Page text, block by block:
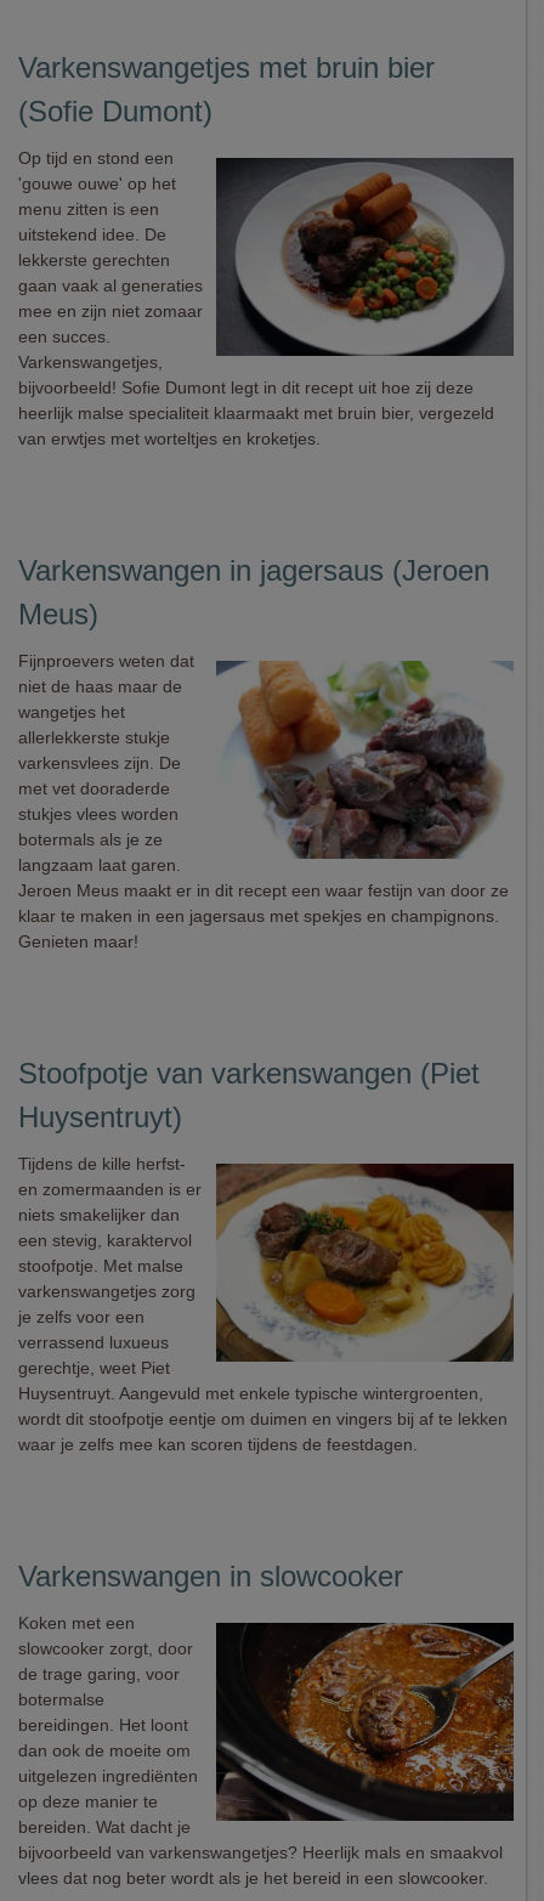
Varkenswangetjes met bruin bier
(Sofie Dumont)
Op tijd en stond een
'gouwe ouwe' op het
menu zitten is een
uitstekend idee. De
lekkerste gerechten
gaan vaak al generaties
mee en zijn niet zomaar
een succes.
Varkenswangetjes,
bijvoorbeeld! Sofie Dumont legt in dit recept uit hoe zij deze
heerlijk malse specialiteit klaarmaakt met bruin bier, vergezeld
van erwtjes met worteltjes en kroketjes.
Varkenswangen in jagersaus (Jeroen
Meus)
Fijnproevers weten dat
niet de haas maar de
wangetjes het
allerlekkerste stukje
varkensvlees zijn. De
met vet dooraderde
stukjes vlees worden
botermals als je ze
langzaam laat garen.
Jeroen Meus maakt er in dit recept een waar festijn van door ze
klaar te maken in een jagersaus met spekjes en champignons.
Genieten maar!
Stoofpotje van varkenswangen (Piet
Huysentruyt)
Tijdens de kille herfst-
en zomermaanden is er
niets smakelijker dan
een stevig, karaktervol
stoofpotje. Met malse
varkenswangetjes zorg
je zelfs voor een
verrassend luxueus
gerechtje, weet Piet
Huysentruyt. Aangevuld met enkele typische wintergroenten,
wordt dit stoofpotje eentje om duimen en vingers bij af te lekken
waar je zelfs mee kan scoren tijdens de feestdagen.
Varkenswangen in slowcooker
Koken met een
slowcooker zorgt, door
de trage garing, voor
botermalse
bereidingen. Het loont
dan ook de moeite om
uitgelezen ingrediënten
op deze manier te
bereiden. Wat dacht je
bijvoorbeeld van varkenswangetjes? Heerlijk mals en smaakvol
vlees dat nog beter wordt als je het bereid in een slowcooker.